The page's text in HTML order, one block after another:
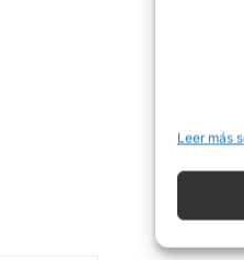
Leer más